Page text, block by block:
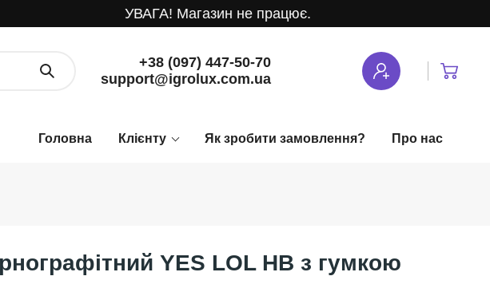
УВАГА! Магазин не працює.
+38 (097) 447-50-70
support@igrolux.com.ua
Клієнту Як зробити замовлення? Про нас
YES LOL HB з гумкою